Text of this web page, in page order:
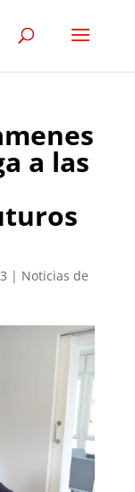
a las
| Noticias de